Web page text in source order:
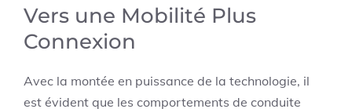
Vers une Mobilité Plus
Connexion
Avec la montée en puissance de la technologie, il
est évident que les comportements de conduite